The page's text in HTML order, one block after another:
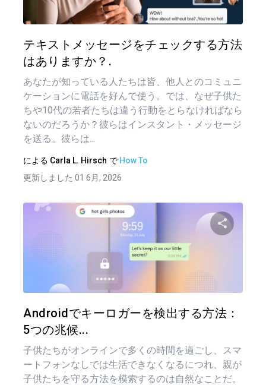
テキストメッセージをチェックする方法
はありますか？.
あなたが知っている人たちは皆、他人とのコミュニ
ケーションに電話を好んで使う。では、なぜ子供た
ちや10代の若者たちは違う行動をとらなければなら
ないのだろうか？彼らはインスタント・メッセージ
を送る。彼らは...
による Carla L. Hirsch で How To
更新しました 01 6月, 2026
Androidでキーロガーを検出する方法：
5つの兆候...
子供たちがオンラインで多くの時間を過ごし、スマ
ートフォンなしでは生活できなくなるにつれ、親が
子供たちを守る方法を模索するのは自然なことだ。